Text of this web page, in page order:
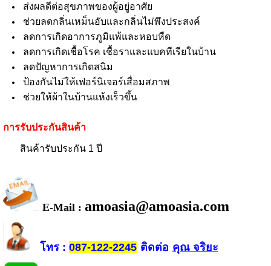
ส่งผลดีต่อสุขภาพของผู้อยู่อาศัย
ช่วยลดกลิ่นเหม็นอับและกลิ่นไม่พึงประสงค์
ลดการเกิดอาการภูมิแพ้และหอบหืด
ลดการเกิดเชื้อโรค เชื้อราและแบคทีเรียในบ้าน
ลดปัญหาการเกิดสนิม
ป้องกันไม่ให้เฟอร์นิเจอร์เสื่อมสภาพ
ช่วยให้ผ้าในบ้านแห้งเร็วขึ้น
การรับประกันสินค้า
สินค้ารับประกัน 1 ปี
E-Mail : amoasia@amoasia.com
โทร: 087-122-2245ติดต่อ คุณ จริยะ